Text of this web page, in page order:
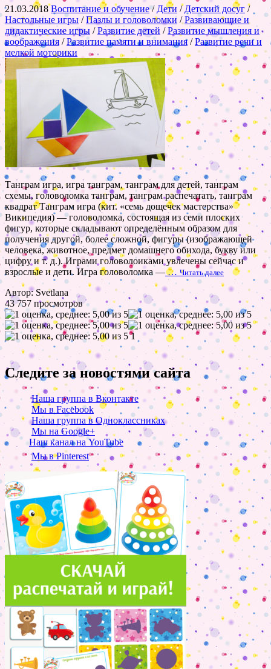
21.03.2018Воспитание и обучение/Дети /Детский досуг /
Настольные игры /Пазлы и головоломки /Развивающие и
дидактические игры /Развитие детей /Развитие мышления и
воображения /Развитие памяти и внимания/Развитие речи и
мелкой моторики
Танграм игра, игра танграм, танграм для детей, танграм
схемы, головоломка танграм, танграм распечатать, танграм
квадрат Танграм игра (кит. «семь дощечек мастерства»
Википедия) — головоломка, состоящая из семи плоских
фигур, которые складывают определённым образом для
получения другой, более сложной, фигуры (изображающей
человека, животное, предмет домашнего обихода, букву или
цифру и т. д.). Играми головолоиками увлечены сейчас и
взрослые и дети. Игра головоломка —… Читать далее
Автор: Svetlana
43 757 просмотров
1
Следите за новостями сайта
Наша группа в Вконтакте
Мы в Facebook
Наша группа в Одноклассниках
Мы на Google+
Наш канал на YouTube
Мы в Pinterest